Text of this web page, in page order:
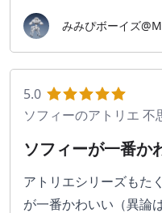
ワイイ！
理想の素材集めや調合
気づいた時には自分の
装備を手にしているこ
カワイイ！
みみぴボーイズ
5.0
ソフィーのアトリエ 不
ソフィーが一番か
アトリエシリーズもた
が一番かわいい（異論